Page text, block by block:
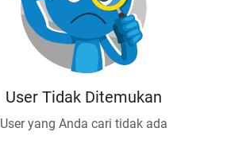
User Tidak Ditemukan
User yang Anda cari tidak ada